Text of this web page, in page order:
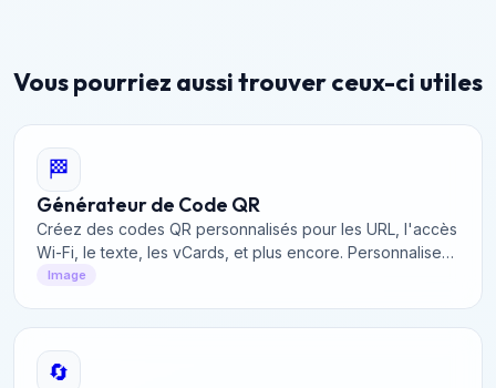
Vous pourriez aussi trouver ceux-ci utiles
🏁
Générateur de Code QR
Créez des codes QR personnalisés pour les URL, l'accès
Wi-Fi, le texte, les vCards, et plus encore. Personnalisez
les couleurs et la taille, puis téléchargez gratuitement des
Image
🔄